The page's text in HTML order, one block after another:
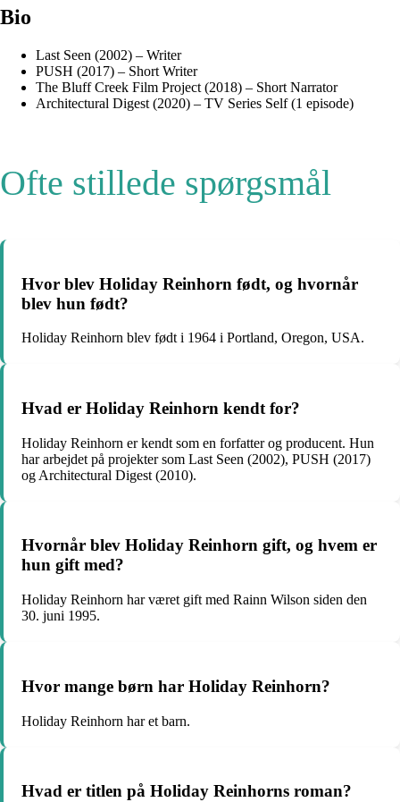
Bio
Last Seen (2002) – Writer
PUSH (2017) – Short Writer
The Bluff Creek Film Project (2018) – Short Narrator
Architectural Digest (2020) – TV Series Self (1 episode)
Ofte stillede spørgsmål
Hvor blev Holiday Reinhorn født, og hvornår
blev hun født?
Holiday Reinhorn blev født i 1964 i Portland, Oregon, USA.
Hvad er Holiday Reinhorn kendt for?
Holiday Reinhorn er kendt som en forfatter og producent. Hun
har arbejdet på projekter som Last Seen (2002), PUSH (2017)
og Architectural Digest (2010).
Hvornår blev Holiday Reinhorn gift, og hvem er
hun gift med?
Holiday Reinhorn har været gift med Rainn Wilson siden den
30. juni 1995.
Hvor mange børn har Holiday Reinhorn?
Holiday Reinhorn har et barn.
Hvad er titlen på Holiday Reinhorns roman?